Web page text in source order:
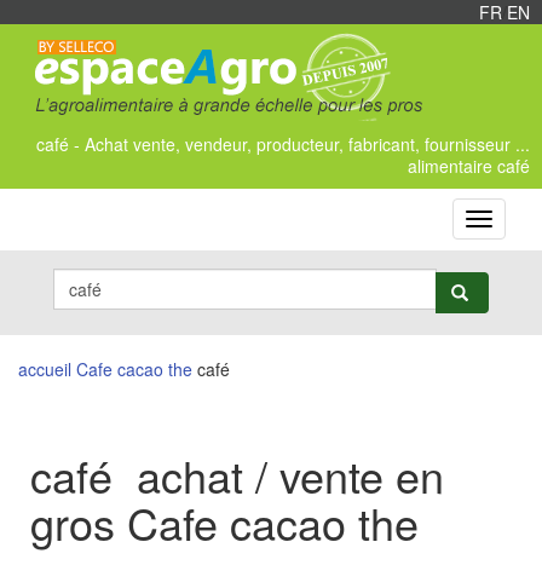
FR EN
café - Achat vente, vendeur, producteur, fabricant, fournisseur ...
alimentaire café
Toggle
accueil Cafe cacao the café
café achat / vente en
gros Cafe cacao the